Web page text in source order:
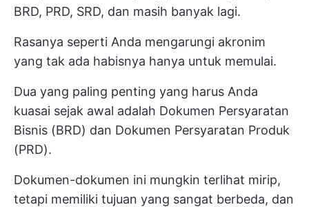
BRD, PRD, SRD, dan masih banyak lagi.
Rasanya seperti Anda mengarungi akronim
yang tak ada habisnya hanya untuk memulai.
Dua yang paling penting yang harus Anda
kuasai sejak awal adalah Dokumen Persyaratan
Bisnis (BRD) dan Dokumen Persyaratan Produk
(PRD).
Dokumen-dokumen ini mungkin terlihat mirip,
tetapi memiliki tujuan yang sangat berbeda, dan